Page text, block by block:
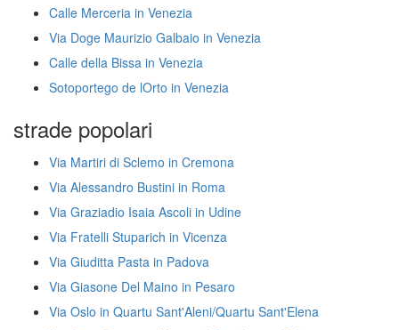
Calle Merceria in Venezia
Via Doge Maurizio Galbaio in Venezia
Calle della Bissa in Venezia
Sotoportego de lOrto in Venezia
strade popolari
Via Martiri di Sclemo in Cremona
Via Alessandro Bustini in Roma
Via Graziadio Isaia Ascoli in Udine
Via Fratelli Stuparich in Vicenza
Via Giuditta Pasta in Padova
Via Giasone Del Maino in Pesaro
Via Oslo in Quartu Sant'Aleni/Quartu Sant'Elena